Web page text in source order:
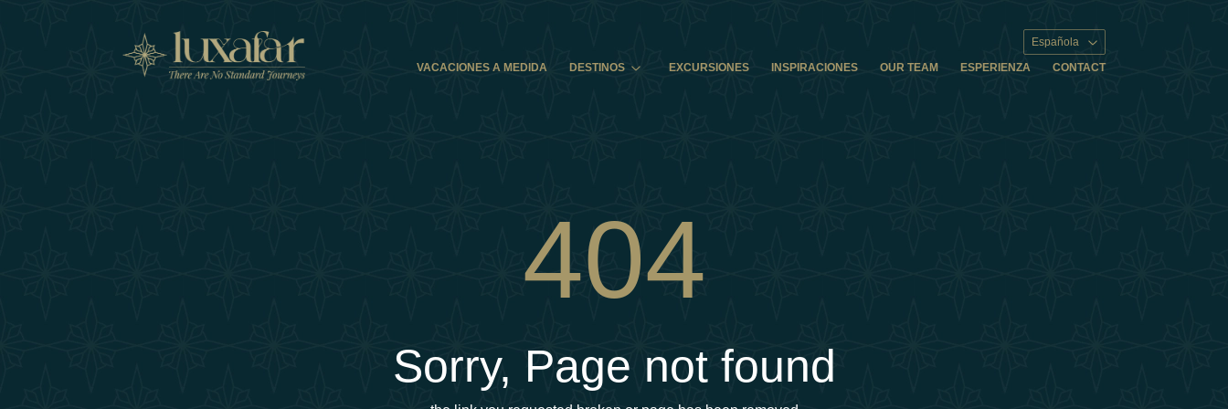
Española
VACACIONES A MEDIDA
DESTINOS EXCURSIONES INSPIRACIONES OUR TEAM ESPERIENZA CONTACT
404
Sorry, Page not found